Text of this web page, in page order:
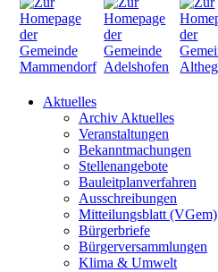
Aktuelles
Archiv Aktuelles
Veranstaltungen
Bekanntmachungen
Stellenangebote
Bauleitplanverfahren
Ausschreibungen
Mitteilungsblatt (VGem)
Bürgerbriefe
Bürgerversammlungen
Klima & Umwelt